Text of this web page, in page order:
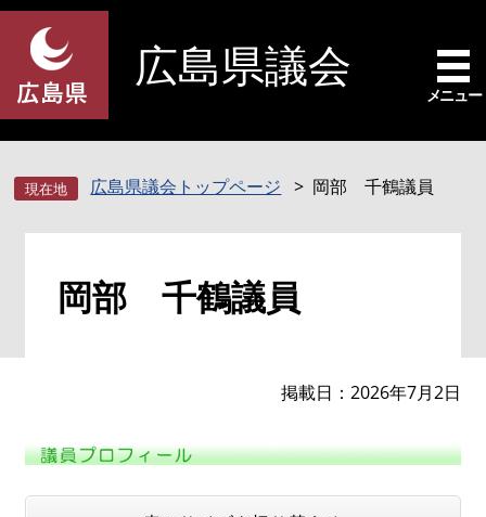
ペ
先
頭
す
メ
を
飛
し
広島県議会
メニュー
広島県議会トップページ 岡部 千鶴議員
岡部 千鶴議員
掲載日 2026年7月2日